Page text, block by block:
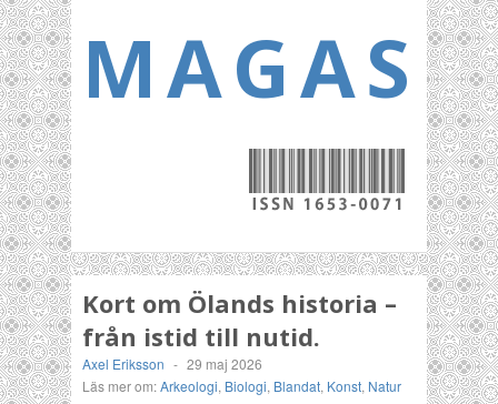
Kort om Ölands historia –
från istid till nutid.
Axel Eriksson - 29 maj 2026
Läs mer om:Arkeologi, Biologi, Blandat, Konst, Natur